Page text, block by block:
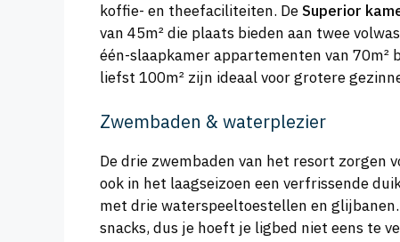
koffie- en theefaciliteiten. DeSuperior
van 45m² die plaats bieden aan twee
één-slaapkamer appartementen van
liefst 100m² zijn ideaal voor grotere
Zwembaden & waterplezier
De drie zwembaden van het resort zorgen
ook in het laagseizoen een verfrissende
met drie waterspeeltoestellen en
snacks, dus je hoeft je ligbed niet eens te